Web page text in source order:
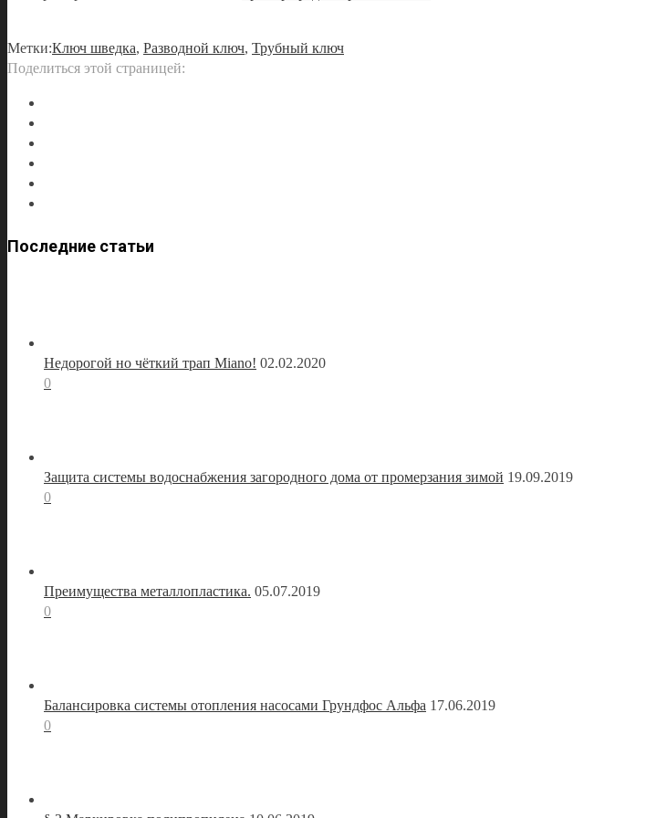
Метки:Ключ шведка, Разводной ключ, Трубный ключ
Поделиться этой страницей:
Последние статьи
Недорогой но чёткий трап Miano! 02.02.2020
0
Защита системы водоснабжения загородного дома от промерзания зимой 19.09.2019
0
Преимущества металлопластика. 05.07.2019
0
Балансировка системы отопления насосами Грундфос Альфа 17.06.2019
0